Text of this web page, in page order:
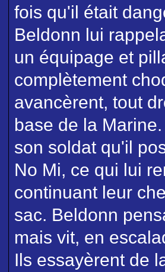
fois qu'il était
Beldonn lui
un équipage et
complètement
avancèrent, tout
base de la
son soldat qu'il
No Mi, ce qui lui
continuant leur
sac. Beldonn
mais vit, en
Ils essayèrent de